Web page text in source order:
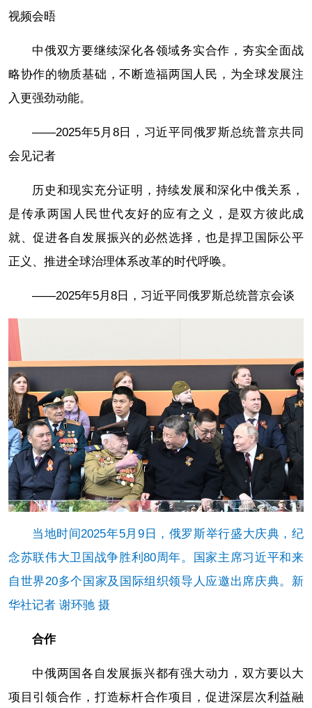
视频会晤
中俄双方要继续深化各领域务实合作，夯实全面战
略协作的物质基础，不断造福两国人民，为全球发展注
入更强劲动能。
——2025年5月8日，习近平同俄罗斯总统普京共同
会见记者
历史和现实充分证明，持续发展和深化中俄关系，
是传承两国人民世代友好的应有之义，是双方彼此成
就、促进各自发展振兴的必然选择，也是捍卫国际公平
正义、推进全球治理体系改革的时代呼唤。
——2025年5月8日，习近平同俄罗斯总统普京会谈
当地时间2025年5月9日，俄罗斯举行盛大庆典，纪
念苏联伟大卫国战争胜利80周年。国家主席习近平和来
自世界20多个国家及国际组织领导人应邀出席庆典。新
华社记者 谢环驰 摄
合作
中俄两国各自发展振兴都有强大动力，双方要以大
项目引领合作，打造标杆合作项目，促进深层次利益融